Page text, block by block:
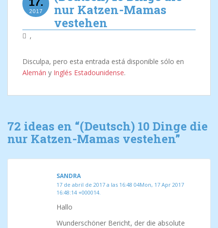
2017
nur Katzen-Mamas
vestehen
,
Disculpa, pero esta entrada está disponible sólo en
Alemán y Inglés Estadounidense.
72 ideas en “(Deutsch) 10 Dinge die
nur Katzen-Mamas vestehen”
SANDRA
17 de abril de 2017 a las 16:48 04Mon, 17 Apr 2017
16:48:14 +000014.
Hallo
Wunderschöner Bericht, der die absolute